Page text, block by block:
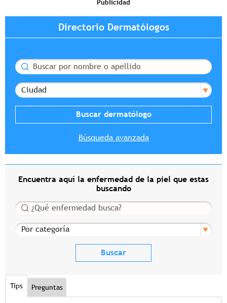
Publicidad
Directorio Dermatólogos
Buscar
Ciudad
Búsqueda avanzada
Encuentra aquí la enfermedad de la piel que estas
buscando
Buscar
Por categoría
Tips Preguntas